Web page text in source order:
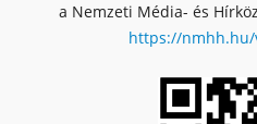
a Nemzeti Média- és
https://nmhh.hu/